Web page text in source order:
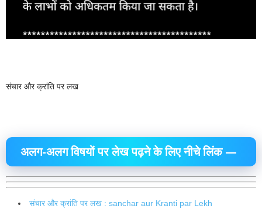
संचार और क्रांति पर लख
अलग-अलग विषयों पर लेख पढ़ने के लिए नीचे लिंक —
संचार और क्रांति पर लख : sanchar aur Kranti par Lekh